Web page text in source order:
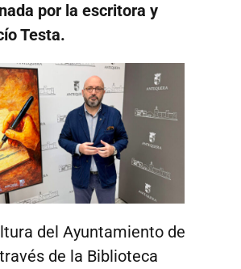
por la escritora y
Testa.
del Ayuntamiento de
de la Biblioteca